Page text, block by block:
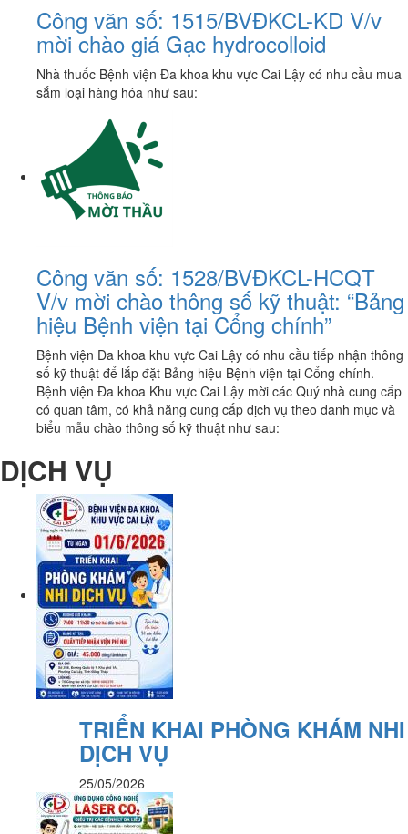
Công văn số: 1515/BVĐKCL-KD V/v
mời chào giá Gạc hydrocolloid
Nhà thuốc Bệnh viện Đa khoa khu vực Cai Lậy có nhu cầu mua
sắm loại hàng hóa như sau:
Công văn số: 1528/BVĐKCL-HCQT
V/v mời chào thông số kỹ thuật: “Bảng
hiệu Bệnh viện tại Cổng chính”
Bệnh viện Đa khoa khu vực Cai Lậy có nhu cầu tiếp nhận thông
số kỹ thuật để lắp đặt Bảng hiệu Bệnh viện tại Cổng chính.
Bệnh viện Đa khoa Khu vực Cai Lậy mời các Quý nhà cung cấp
có quan tâm, có khả năng cung cấp dịch vụ theo danh mục và
biểu mẫu chào thông số kỹ thuật như sau:
DỊCH VỤ
TRIỂN KHAI PHÒNG KHÁM NHI
DỊCH VỤ
25/05/2026